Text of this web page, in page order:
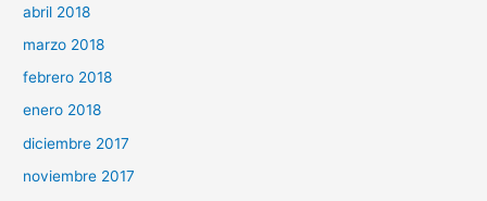
abril 2018
marzo 2018
febrero 2018
enero 2018
diciembre 2017
noviembre 2017